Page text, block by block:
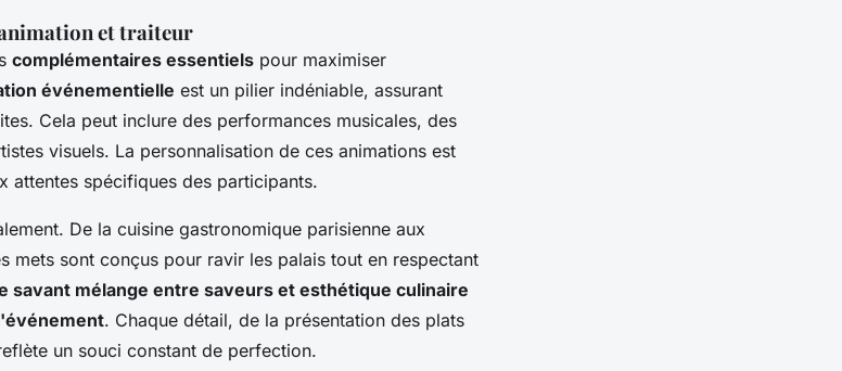
et traiteur
complémentaires essentiels pour maximiser
événementielle est un pilier indéniable, assurant
Cela peut inclure des performances musicales, des
visuels. La personnalisation de ces animations est
attentes spécifiques des participants.
De la cuisine gastronomique parisienne aux
mets sont conçus pour ravir les palais tout en respectant
savant mélange entre saveurs et esthétique culinaire
. Chaque détail, de la présentation des plats
un souci constant de perfection.